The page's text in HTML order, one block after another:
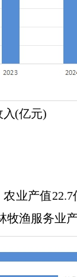
入(亿元)
业产值
牧渔服务业